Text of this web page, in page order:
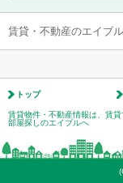
賃貸・不動産のエイブ
トップ
賃貸物件・不動産情報は、賃
部屋探しのエイブルへ